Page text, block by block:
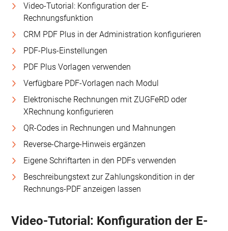
Video-Tutorial: Konfiguration der E-
Rechnungsfunktion
CRM PDF Plus in der Administration konfigurieren
PDF-Plus-Einstellungen
PDF Plus Vorlagen verwenden
Verfügbare PDF-Vorlagen nach Modul
Elektronische Rechnungen mit ZUGFeRD oder
XRechnung konfigurieren
QR-Codes in Rechnungen und Mahnungen
Reverse-Charge-Hinweis ergänzen
Eigene Schriftarten in den PDFs verwenden
Beschreibungstext zur Zahlungskondition in der
Rechnungs-PDF anzeigen lassen
Video-Tutorial: Konfiguration der E-